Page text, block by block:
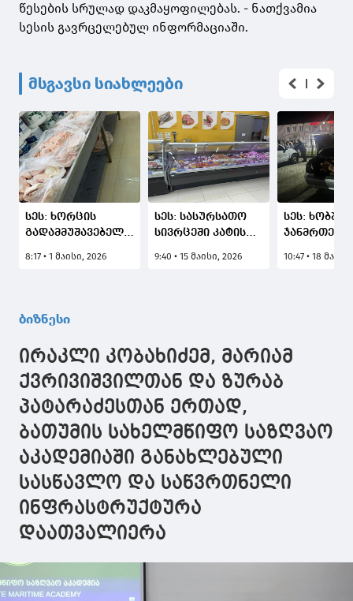
წესების სრულად დაკმაყოფილებას. - ნათქვამია
სესის გავრცელებულ ინფორმაციაში.
მსგავსი სიახლეები
სეს: ხორცის
გადამმუშავებელ
საწარმო "შაჰ
შეუჩერდა
8:17 • 1 მაისი, 2026
სეს: სასურსათო
სივრცეში კატის
9:40 • 15 მაისი, 2026
სეს: ხობში
10:47 • 18
ბიზნესი
ირაკლი კობახიძემ, მარიამ
ქვრივიშვილთან და ზურაბ
პატარაძესთან ერთად,
ბათუმის სახელმწიფო საზღვაო
აკადემიაში განახლებული
სასწავლო და საწვრთნელი
ინფრასტრუქტურა
დაათვალიერა